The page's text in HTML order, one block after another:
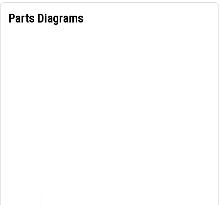
Parts Diagrams